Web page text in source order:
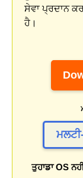
ਸੇਵਾ ਪ੍ਰਦਾਨ
ਹੈ।
ਤੁਹਾਡਾ OS